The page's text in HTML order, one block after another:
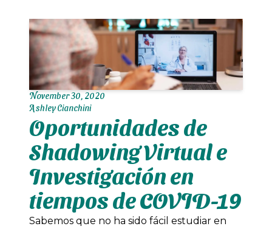
November 30, 2020
Ashley Cianchini
Oportunidades de
Shadowing Virtual e
Investigación en
tiempos de COVID-19
Sabemos que no ha sido fácil estudiar en